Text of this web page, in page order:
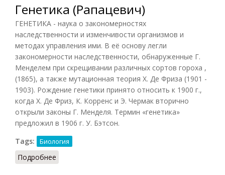
Генетика (Рапацевич)
ГЕНЕТИКА - наука о закономерностях
наследственности и изменчивости организмов и
методах управления ими. В её основу легли
закономерности наследственности, обнаруженные Г.
Менделем при скрещивании различных сортов гороха ,
(1865), а также мутационная теория X. Де Фриза (1901 -
1903). Рождение генетики принято относить к 1900 г.,
когда X. Де Фриз, К. Корренс и Э. Чермак вторично
открыли законы Г. Менделя. Термин «генетика»
предложил в 1906 г. У. Бэтсон.
Tags:
Биология
Подробнее